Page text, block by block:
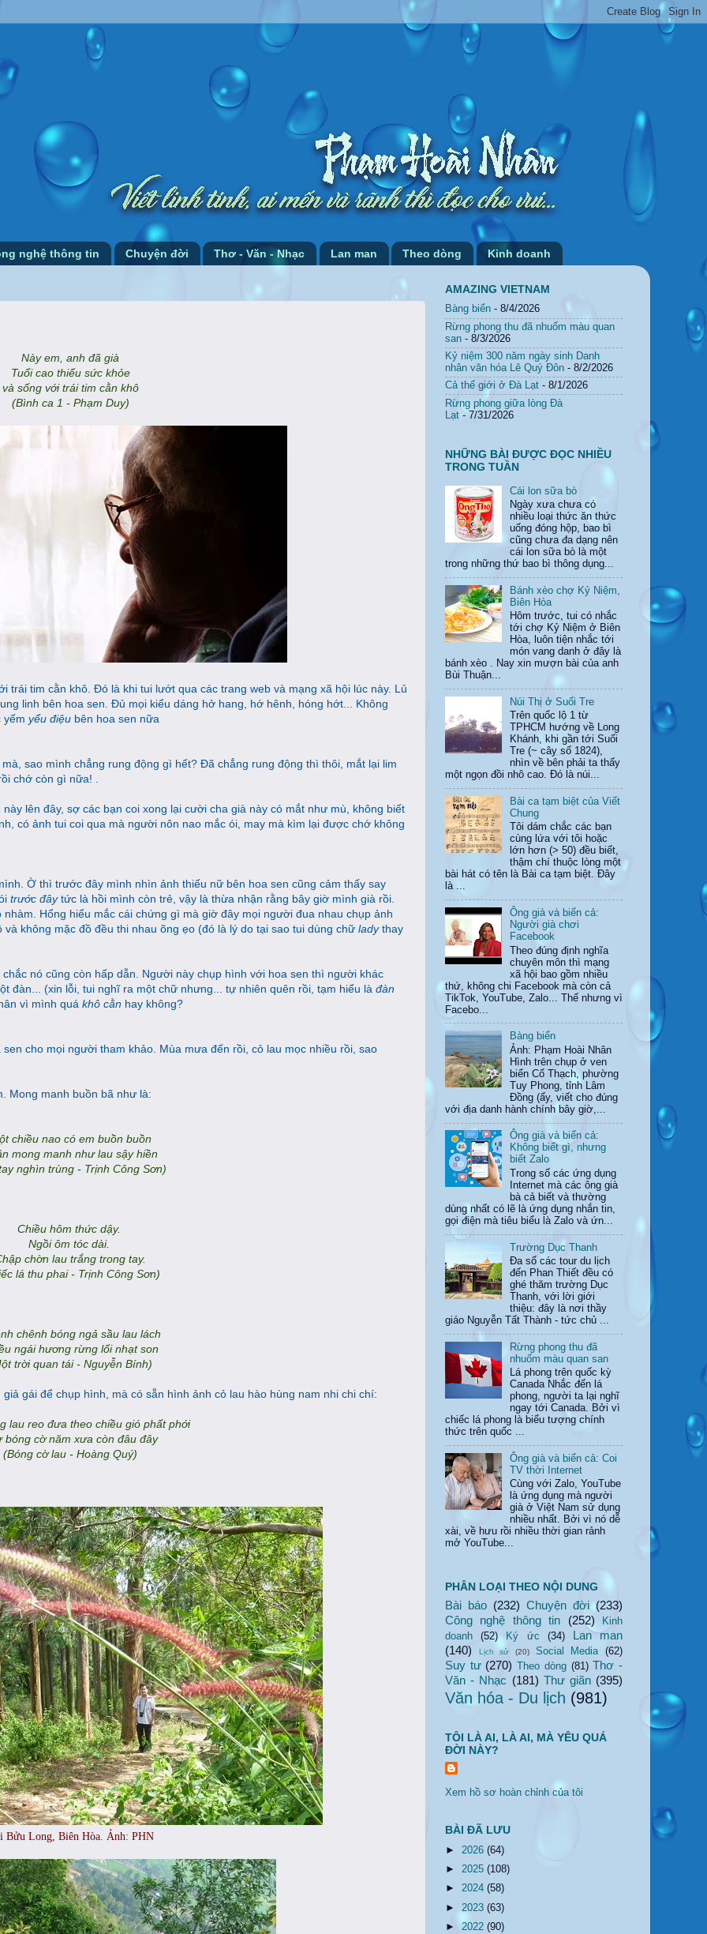
nghệ thông tin Chuyện đời Thơ - Văn - Nhạc Lan man Theo dòng Kinh doanh
Này em, anh đã già
Tuổi cao thiếu sức khỏe
và sống với trái tim cằn khô
(Bình ca 1 - Phạm Duy)
trái tim cằn khô. Đó là khi tui lướt qua các trang web và mạng xã hội lúc này. Lủ
linh bên hoa sen. Đủ mọi kiểu dáng hở hang, hớ hênh, hóng hớt... Không
yếm yểu điệu bên hoa sen nữa
sao mình chẳng rung động gì hết? Đã chẳng rung động thì thôi, mắt lại lim
chớ còn gì nữa! .
lên đây, sợ các bạn coi xong lại cười cha già này có mắt như mù, không biết
có ảnh tui coi qua mà người nôn nao mắc ói, may mà kìm lại được chớ không
Ờ thì trước đây mình nhìn ảnh thiếu nữ bên hoa sen cũng cảm thấy say
trước đâytức là hồi mình còn trẻ, vậy là thừa nhận rằng bây giờ mình già rồi.
nhàm. Hổng hiểu mắc cái chứng gì mà giờ đây mọi người đua nhau chụp ảnh
không mặc đồ đều thi nhau õng ẹo (đó là lý do tại sao tui dùng chữ ladythay
nó cũng còn hấp dẫn. Người này chụp hình với hoa sen thì người khác
đàn... (xin lỗi, tui nghĩ ra một chữ nhưng... tự nhiên quên rồi, tạm hiểu là đàn
vì mình quá khô cằn hay không?
cho mọi người tham khảo. Mùa mưa đến rồi, cỏ lau mọc nhiều rồi, sao
Mong manh buồn bã như là:
chiều nao có em buồn buồn
mong manh như lau sậy hiền
nghìn trùng - Trịnh Công Sơn)
Chiều hôm thức dậy.
Ngồi ôm tóc dài.
chờn lau trắng trong tay.
lá thu phai - Trịnh Công Sơn)
chênh bóng ngả sầu lau lách
ngái hương rừng lối nhạt son
trời quan tái - Nguyễn Bính)
gái để chụp hình, mà có sẵn hình ảnh cỏ lau hào hùng nam nhi chi chí:
lau reo đưa theo chiều gió phất phới
bóng cờ năm xưa còn đâu đây
(Bóng cờ lau - Hoàng Quý)
Bửu Long, Biên Hòa. Ảnh: PHN
AMAZING VIETNAM
Bàng biển - 8/4/2026
Rừng phong thu đã nhuốm màu quan
san - 8/3/2026
Kỷ niệm 300 năm ngày sinh Danh
nhân văn hóa Lê Quý Đôn - 8/2/2026
Cả thế giới ở Đà Lạt - 8/1/2026
Rừng phong giữa lòng Đà
Lạt - 7/31/2026
NHỮNG BÀI ĐƯỢC ĐỌC NHIỀU
TRONG TUẦN
Cái lon sữa bò
Ngày xưa chưa có
nhiều loại thức ăn thức
uống đóng hộp, bao bì
cũng chưa đa dạng nên
cái lon sữa bò là một
trong những thứ bao bì thông dụng...
Bánh xèo chợ Kỷ Niệm,
Biên Hòa
Hôm trước, tui có nhắc
tới chợ Kỷ Niệm ở Biên
Hòa, luôn tiện nhắc tới
món vang danh ở đây là
bánh xèo . Nay xin mượn bài của anh
Bùi Thuận...
Núi Thị ở Suối Tre
Trên quốc lộ 1 từ
TPHCM hướng về Long
Khánh, khi gần tới Suối
Tre (~ cây số 1824),
nhìn về bên phải ta thấy
một ngọn đồi nhô cao. Đó là núi...
Bài ca tạm biệt của Viết
Chung
Tôi dám chắc các bạn
cùng lứa với tôi hoặc
lớn hơn (> 50) đều biết,
thậm chí thuộc lòng một
bài hát có tên là Bài ca tạm biệt. Đây
là ...
Ông già và biển cả:
Người già chơi
Facebook
Theo đúng định nghĩa
chuyên môn thì mạng
xã hội bao gồm nhiều
thứ, không chi Facebook mà còn cả
TikTok, YouTube, Zalo... Thế nhưng vì
Facebo...
Bàng biển
Ảnh: Phạm Hoài Nhân
Hình trên chụp ở ven
biển Cổ Thạch, phường
Tuy Phong, tỉnh Lâm
Đồng (ấy, viết cho đúng
với địa danh hành chính bây giờ,...
Ông già và biển cả:
Không biết gì, nhưng
biết Zalo
Trong số các ứng dụng
Internet mà các ông già
bà cả biết và thường
dùng nhất có lẽ là ứng dụng nhắn tin,
gọi điện mà tiêu biểu là Zalo và ứn...
Trường Dục Thanh
Đa số các tour du lịch
đến Phan Thiết đều có
ghé thăm trường Dục
Thanh, với lời giới
thiệu: đây là nơi thầy
giáo Nguyễn Tất Thành - tức chủ ...
Rừng phong thu đã
nhuốm màu quan san
Lá phong trên quốc kỳ
Canada Nhắc đến lá
phong, người ta lại nghĩ
ngay tới Canada. Bởi vì
chiếc lá phong là biểu tượng chính
thức trên quốc ...
Ông già và biển cả: Coi
TV thời Internet
Cùng với Zalo, YouTube
là ứng dụng mà người
già ở Việt Nam sử dụng
nhiều nhất. Bởi vì nó dễ
xài, về hưu rồi nhiều thời gian rảnh
mở YouTube...
PHÂN LOẠI THEO NỘI DUNG
Bài báo (232) Chuyện đời (233)
Công nghệ thông tin
(252)
Kinh
doanh
(52) Ký ức (34)
Lan man
(140)
Lịch sử (20) Social Media (62)
Suy tư (270) Theo dòng (81) Thơ -
Văn - Nhạc (181) Thư giãn (395)
Văn hóa - Du lịch (981)
TÔI LÀ AI, LÀ AI, MÀ YÊU QUÁ
ĐỜI NÀY?
Xem hồ sơ hoàn chỉnh của tôi
BÀI ĐÃ LƯU
► 2026 (64)
► 2025 (108)
► 2024 (58)
► 2023 (63)
► 2022 (90)